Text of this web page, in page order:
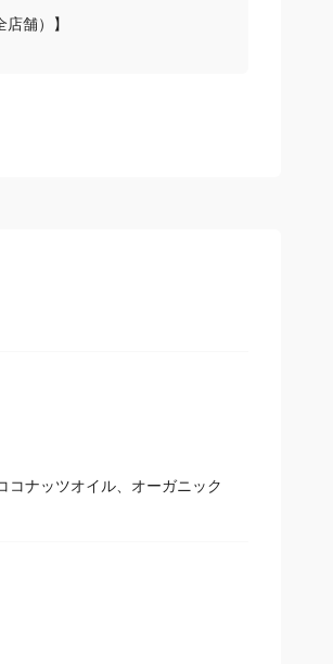
舗）】
ナッツオイル、オーガニック